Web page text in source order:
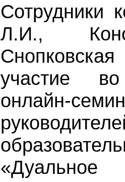
Сотрудники
Л.И.,
участие во
онлайн-